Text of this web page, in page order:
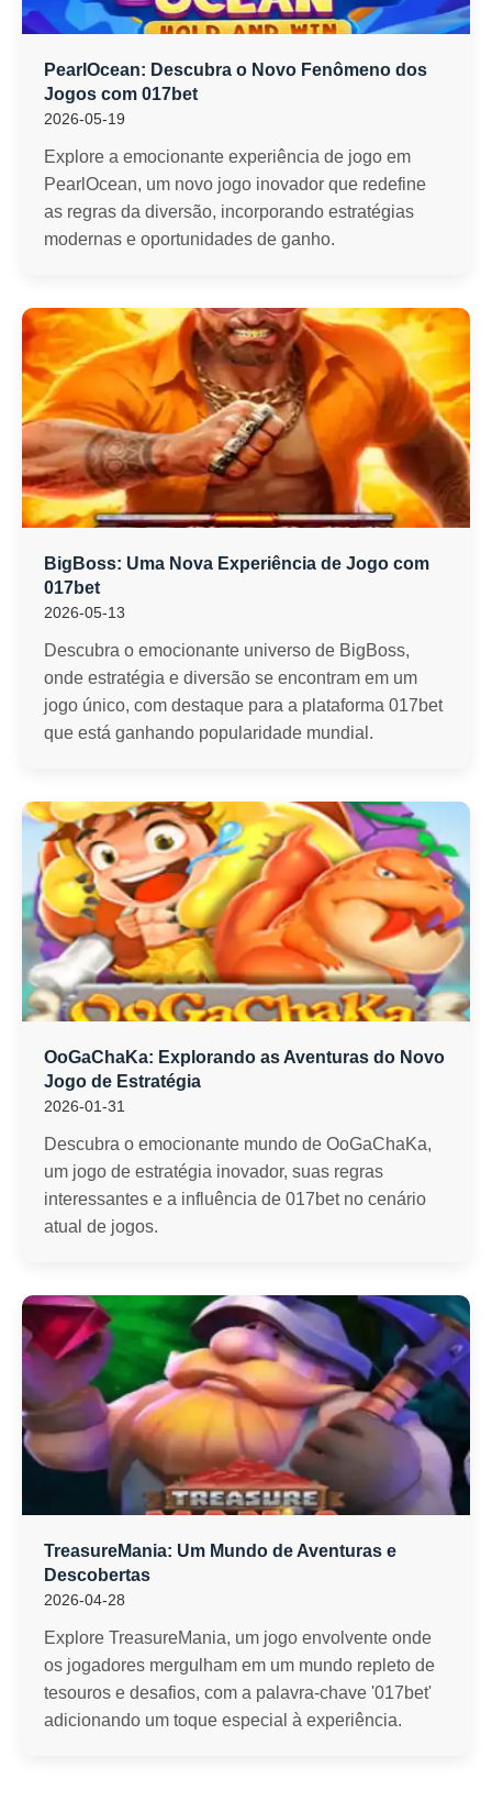
PearlOcean: Descubra o Novo Fenômeno dos
Jogos com 017bet
2026-05-19
Explore a emocionante experiência de jogo em
PearlOcean, um novo jogo inovador que redefine
as regras da diversão, incorporando estratégias
modernas e oportunidades de ganho.
BigBoss: Uma Nova Experiência de Jogo com
017bet
2026-05-13
Descubra o emocionante universo de BigBoss,
onde estratégia e diversão se encontram em um
jogo único, com destaque para a plataforma 017bet
que está ganhando popularidade mundial.
OoGaChaKa: Explorando as Aventuras do Novo
Jogo de Estratégia
2026-01-31
Descubra o emocionante mundo de OoGaChaKa,
um jogo de estratégia inovador, suas regras
interessantes e a influência de 017bet no cenário
atual de jogos.
TreasureMania: Um Mundo de Aventuras e
Descobertas
2026-04-28
Explore TreasureMania, um jogo envolvente onde
os jogadores mergulham em um mundo repleto de
tesouros e desafios, com a palavra-chave '017bet'
adicionando um toque especial à experiência.